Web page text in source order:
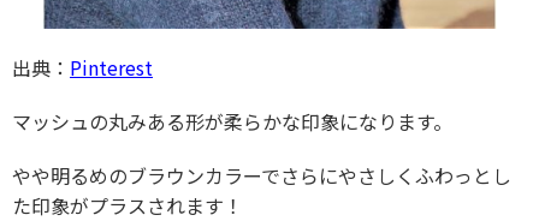
出典： Pinterest
マッシュの丸みある形が柔らかな印象になります。
やや明るめのブラウンカラーでさらにやさしくふわっとし
た印象がプラスされます！